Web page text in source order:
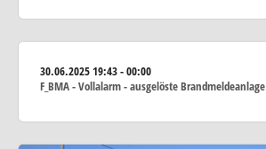
30.06.202519:43 - 00:00
F_BMA - Vollalarm - ausgelöste Brandmeldeanlage